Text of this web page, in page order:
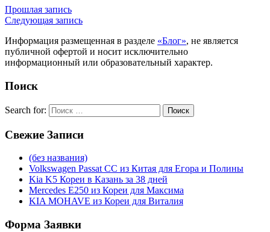
Прошлая запись
Следующая запись
Информация размещенная в разделе «Блог», не является
публичной офертой и носит исключительно
информационный или образовательный характер.
Поиск
Search for: Поиск
Свежие Записи
(без названия)
Volkswagen Passat CC из Китая для Егора и Полины
Kia K5 Кореи в Казань за 38 дней
Mercedes E250 из Кореи для Максима
KIA MOHAVE из Кореи для Виталия
Форма Заявки